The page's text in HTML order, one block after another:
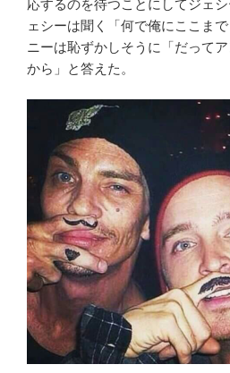
応するのを待つことにしてジェ
ェシーは聞く「何で俺にここま
ニーは恥ずかしそうに「だって
から」と答えた。